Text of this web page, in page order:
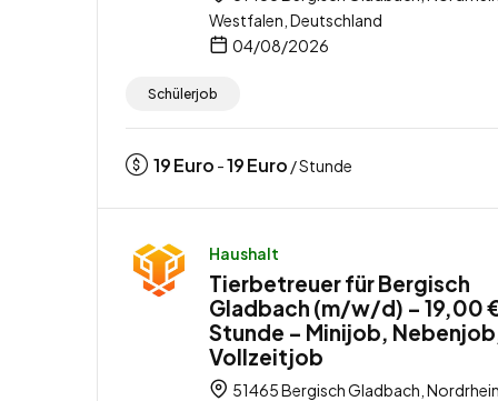
Westfalen, Deutschland
04/08/2026
Schülerjob
19Euro -19Euro / Stunde
Haushalt
Tierbetreuer für Bergisch
Gladbach (m/w/d) – 19,00
Stunde – Minijob,
Vollzeitjob
51465 Bergisch Gladbach,